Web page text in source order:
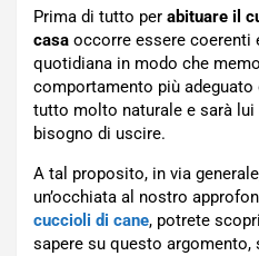
Prima di tutto per abituare il
casa occorre essere coerenti
quotidiana in modo che
comportamento più adeguato
tutto molto naturale e sarà
bisogno di uscire.
A tal proposito, in via
un’occhiata al nostro
cuccioli di cane, potrete
sapere su questo